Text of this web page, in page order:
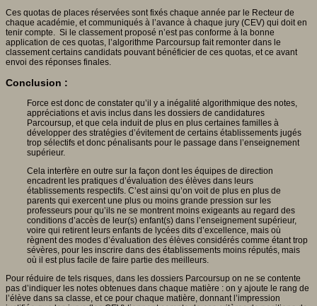
Ces quotas de places réservées sont fixés chaque année par le Recteur de
chaque académie, et communiqués à l’avance à chaque jury (CEV) qui doit en
tenir compte. Si le classement proposé n’est pas conforme à la bonne
application de ces quotas, l’algorithme Parcoursup fait remonter dans le
classement certains candidats pouvant bénéficier de ces quotas, et ce avant
envoi des réponses finales.
Conclusion :
Force est donc de constater qu’il y a inégalité algorithmique des notes,
appréciations et avis inclus dans les dossiers de candidatures
Parcoursup, et que cela induit de plus en plus certaines familles à
développer des stratégies d’évitement de certains établissements jugés
trop sélectifs et donc pénalisants pour le passage dans l’enseignement
supérieur.
Cela interfère en outre sur la façon dont les équipes de direction
encadrent les pratiques d’évaluation des élèves dans leurs
établissements respectifs. C’est ainsi qu’on voit de plus en plus de
parents qui exercent une plus ou moins grande pression sur les
professeurs pour qu’ils ne se montrent moins exigeants au regard des
conditions d’accès de leur(s) enfant(s) dans l’enseignement supérieur,
voire qui retirent leurs enfants de lycées dits d’excellence, mais où
règnent des modes d’évaluation des élèves considérés comme étant trop
sévères, pour les inscrire dans des établissements moins réputés, mais
où il est plus facile de faire partie des meilleurs.
Pour réduire de tels risques, dans les dossiers Parcoursup on ne se contente
pas d’indiquer les notes obtenues dans chaque matière : on y ajoute le rang de
l’élève dans sa classe, et ce pour chaque matière, donnant l’impression